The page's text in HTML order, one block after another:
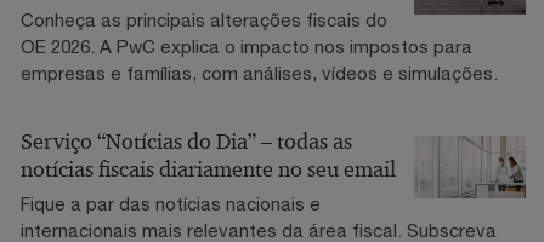
Conheça as principais alterações fiscais do
OE 2026. A PwC explica o impacto nos impostos para
empresas e famílias, com análises, vídeos e simulações.
Serviço “Notícias do Dia” – todas as
notícias fiscais diariamente no seu email
Fique a par das notícias nacionais e
internacionais mais relevantes da área fiscal. Subscreva